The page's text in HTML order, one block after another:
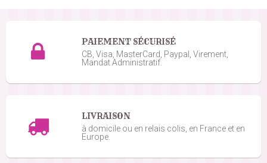
PAIEMENT SÉCURISÉ
CB, Visa, MasterCard, Paypal, Virement,
Mandat Administratif.
LIVRAISON
à domicile ou en relais colis, en France et en
Europe.